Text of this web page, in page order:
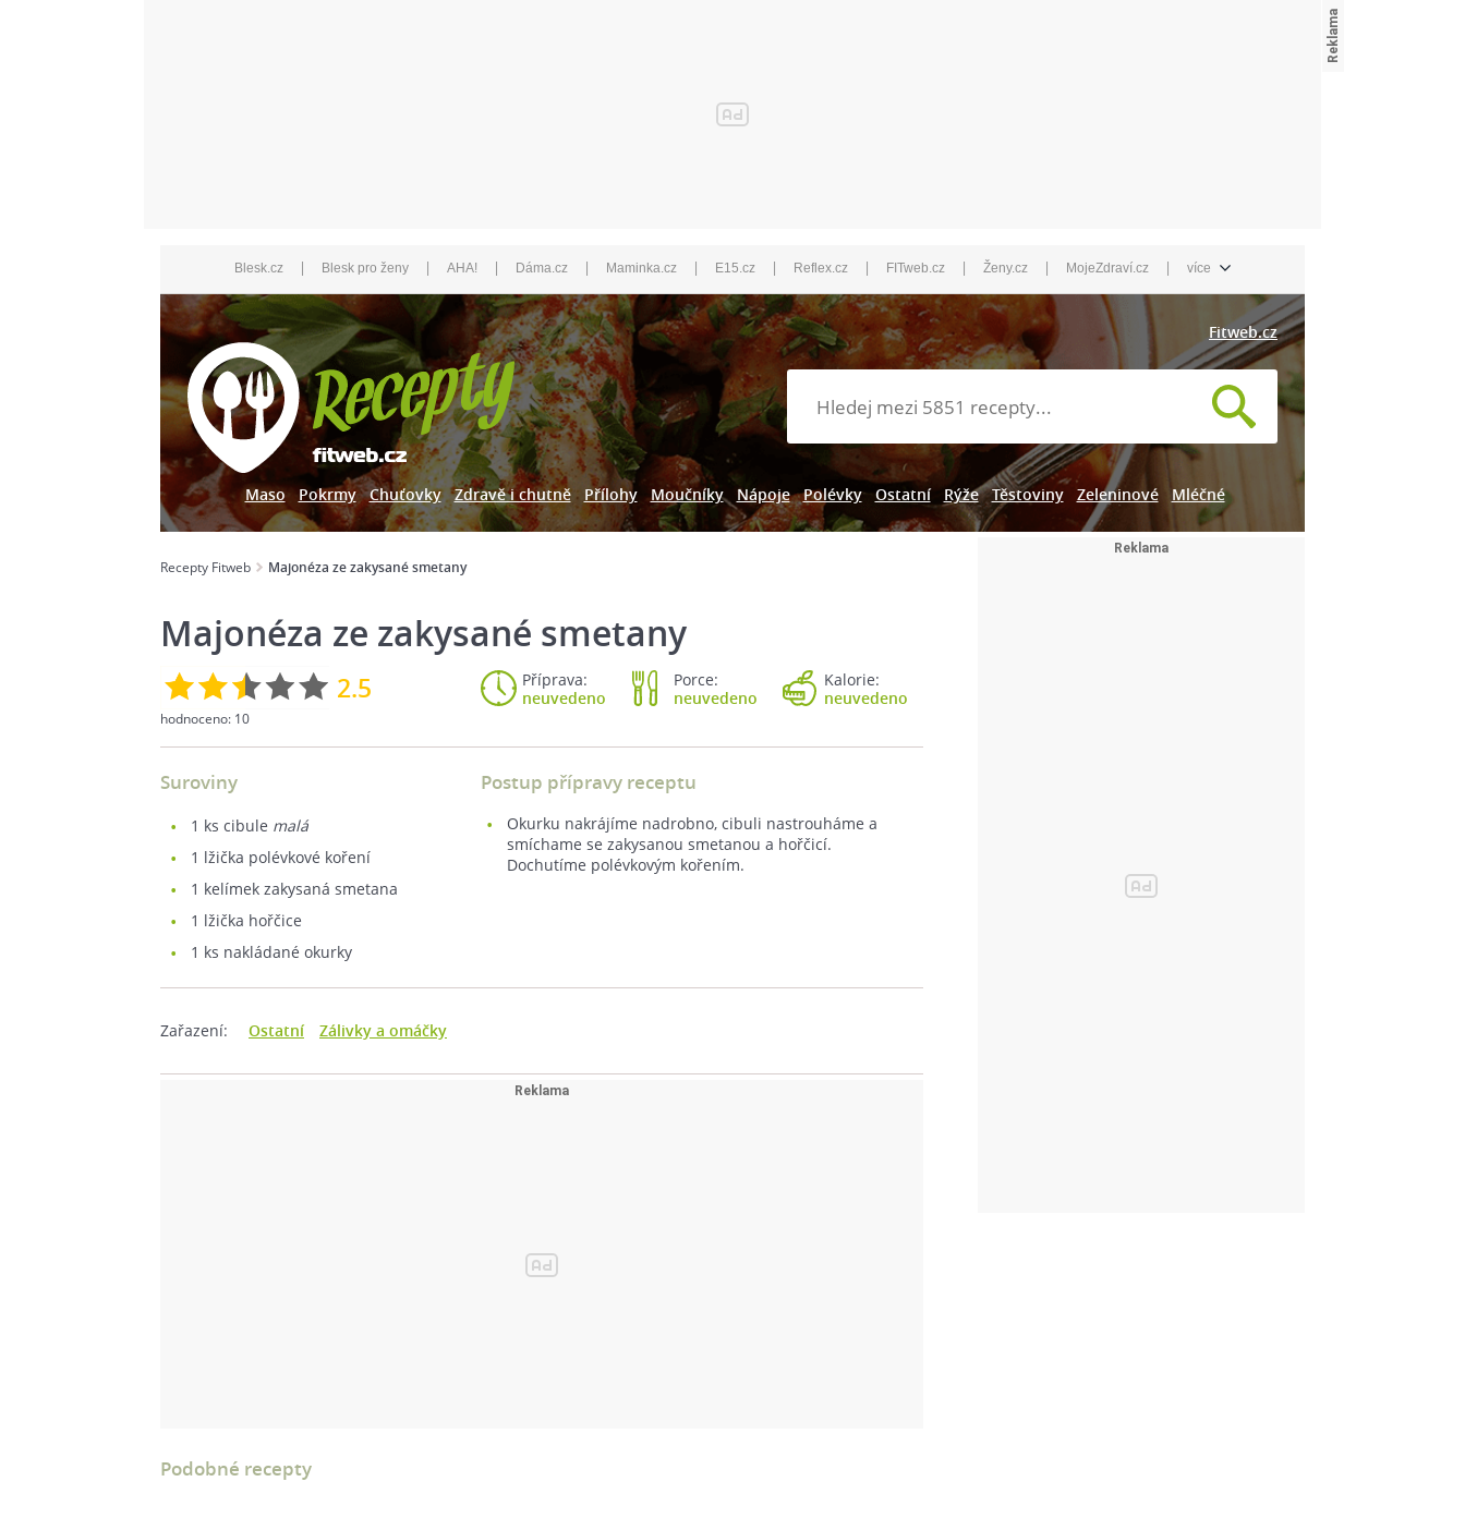
Blesk.cz | Blesk pro ženy | AHA! | Dáma.cz | Maminka.cz | E15.cz | Reflex.cz | FITweb.cz | Ženy.cz | MojeZdraví.cz | více
Fitweb.cz
Maso Pokrmy Chuťovky Zdravě i chutně Přílohy Moučníky Nápoje Polévky Ostatní Rýže Těstoviny Zeleninové Mléčné
Recepty Fitweb Majonéza ze zakysané smetany
Majonéza ze zakysané smetany
2.5
hodnoceno: 10
Příprava:
neuvedeno
Porce:
neuvedeno
Kalorie:
neuvedeno
Suroviny
1 ks cibule malá
1 lžička polévkové koření
1 kelímek zakysaná smetana
1 lžička hořčice
1 ks nakládané okurky
Postup přípravy receptu
Okurku nakrájíme nadrobno, cibuli nastrouháme a
smíchame se zakysanou smetanou a hořčicí.
Dochutíme polévkovým kořením.
Zařazení: Ostatní Zálivky a omáčky
Podobné recepty